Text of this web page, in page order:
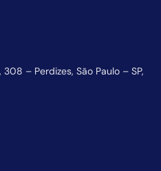
308 – Perdizes, São Paulo – SP,